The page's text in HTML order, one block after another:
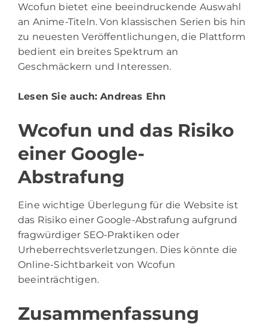
Wcofun bietet eine beeindruckende Auswahl
an Anime-Titeln. Von klassischen Serien bis hin
zu neuesten Veröffentlichungen, die Plattform
bedient ein breites Spektrum an
Geschmäckern und Interessen.
Lesen Sie auch:Andreas Ehn
Wcofun und das Risiko
einer Google-
Abstrafung
Eine wichtige Überlegung für die Website ist
das Risiko einer Google-Abstrafung aufgrund
fragwürdiger SEO-Praktiken oder
Urheberrechtsverletzungen. Dies könnte die
Online-Sichtbarkeit von Wcofun
beeinträchtigen.
Zusammenfassung